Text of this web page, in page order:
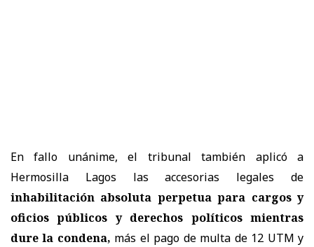
En fallo unánime, el tribunal también aplicó a
Hermosilla Lagos las accesorias legales de
inhabilitación absoluta perpetua para cargos y
oficios públicos y derechos políticos mientras
dure la condena, más el pago de multa de 12 UTM y